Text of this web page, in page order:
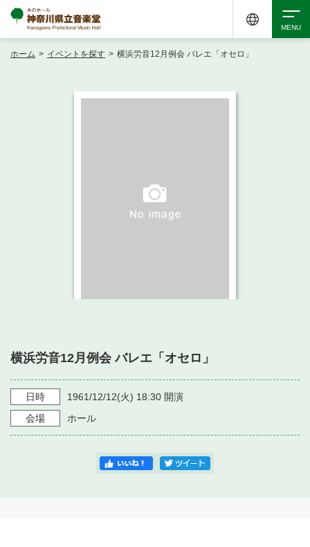
・ 空き状況
・ 抽選対象日
・ 利用料金
・ 音楽堂のご案内
・ フロアマップ
神奈川県立音楽堂
SNS
ホーム > イベントを探す > 横浜労音12月例会 バレエ「オセロ」
横浜労音12月例会 バレエ「オセロ」
日時 1961/12/12(火) 18:30 開演
会場
ホール